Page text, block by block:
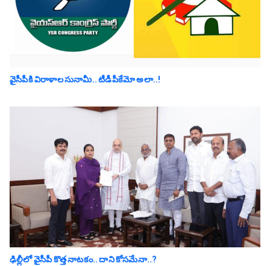
వైసీపీకి విరాళాల సునామీ.. టీడీపీకేమో అలా..!
ఢిల్లీలో వైసీపీ కొత్త నాట‌కం.. దాని కోస‌మేనా..?